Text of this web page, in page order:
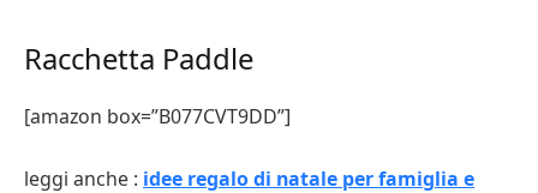
Racchetta Paddle
[amazon box=”B077CVT9DD”]
leggi anche : idee regalo di natale per famiglia e